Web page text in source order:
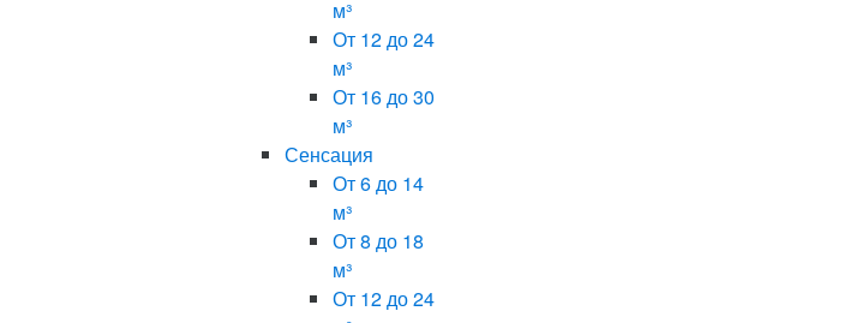
м³
От 12 до 24
м³
От 16 до 30
м³
Сенсация
От 6 до 14
м³
От 8 до 18
м³
От 12 до 24